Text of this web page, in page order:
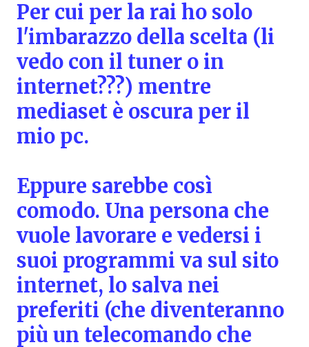
Per cui per la rai ho solo
l'imbarazzo della scelta (li
vedo con il tuner o in
internet???) mentre
mediaset è oscura per il
mio pc.
Eppure sarebbe così
comodo. Una persona che
vuole lavorare e vedersi i
suoi programmi va sul sito
internet, lo salva nei
preferiti (che diventeranno
più un telecomando che